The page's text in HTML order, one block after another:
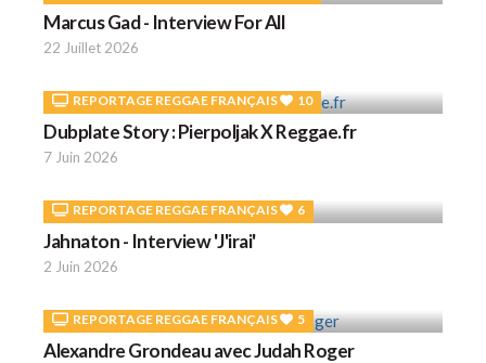
Marcus Gad - Interview For All
22 Juillet 2026
REPORTAGE REGGAE FRANÇAIS 10
Dubplate Story : Pierpoljak X Reggae.fr
7 Juin 2026
REPORTAGE REGGAE FRANÇAIS 6
Jahnaton - Interview 'J'irai'
2 Juin 2026
REPORTAGE REGGAE FRANÇAIS 5
Alexandre Grondeau avec Judah Roger